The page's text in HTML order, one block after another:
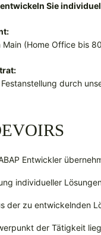
Sie
Main (Home Office bis
durch
Entwickler
individueller
der zu entwickelnden
der Tätigkeit